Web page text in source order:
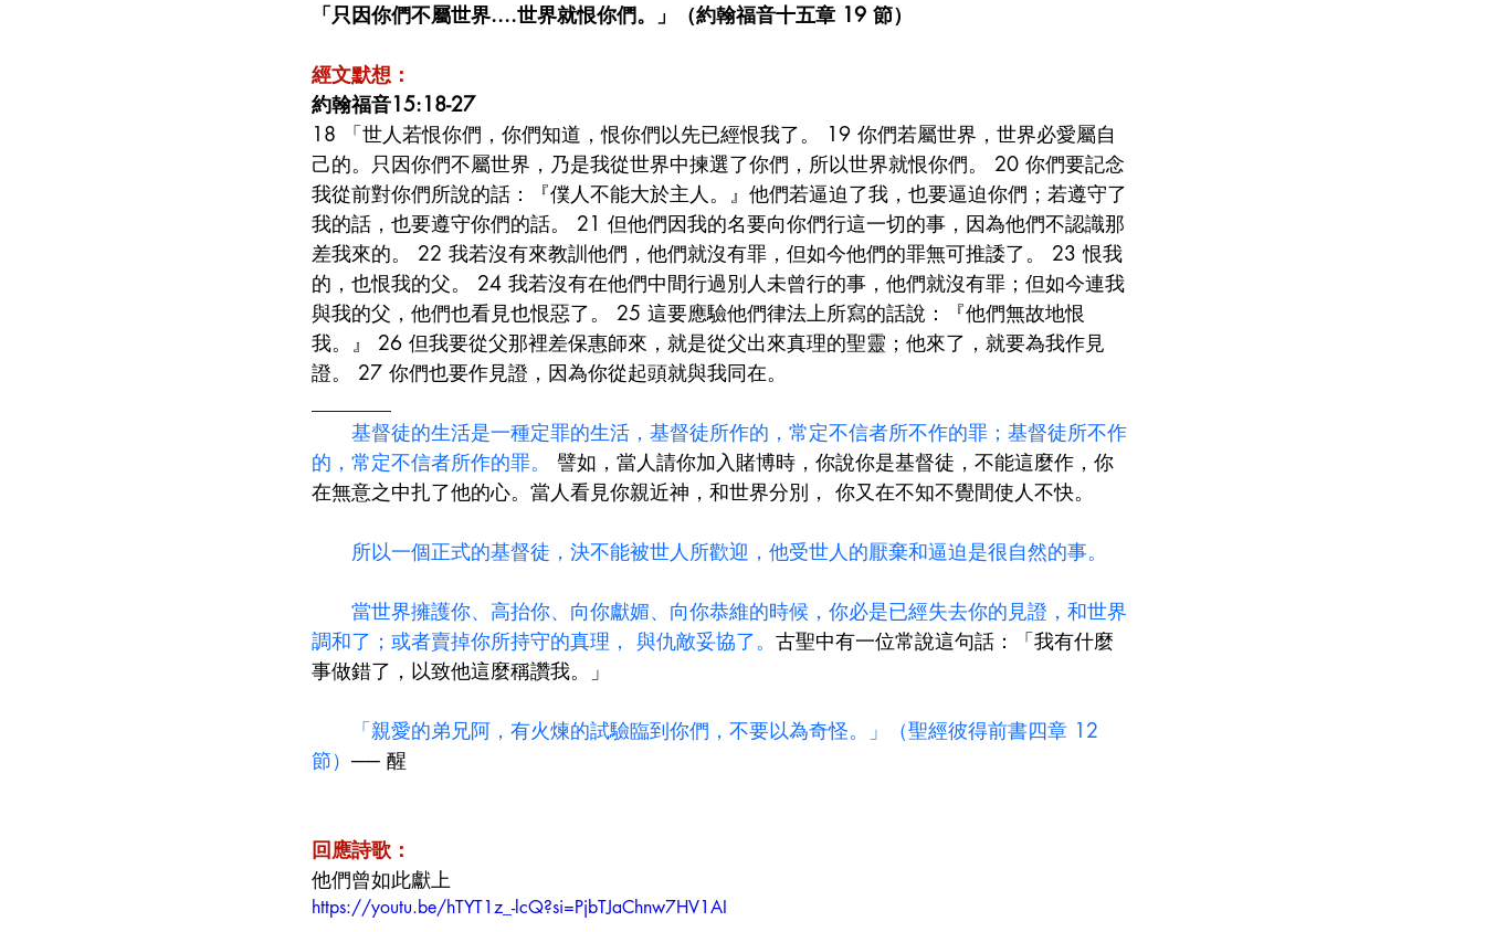
「只因你們不屬世界....世界就恨你們。」（約翰福音十五章 19 節）
經文默想：
約翰福音15:18-27
18 「世人若恨你們，你們知道，恨你們以先已經恨我了。 19 你們若屬世界，世界必愛屬自
己的。只因你們不屬世界，乃是我從世界中揀選了你們，所以世界就恨你們。 20 你們要記念
我從前對你們所說的話：『僕人不能大於主人。』他們若逼迫了我，也要逼迫你們；若遵守了
我的話，也要遵守你們的話。 21 但他們因我的名要向你們行這一切的事，因為他們不認識那
差我來的。 22 我若沒有來教訓他們，他們就沒有罪，但如今他們的罪無可推諉了。 23 恨我
的，也恨我的父。 24 我若沒有在他們中間行過別人未曾行的事，他們就沒有罪；但如今連我
與我的父，他們也看見也恨惡了。 25 這要應驗他們律法上所寫的話說：『他們無故地恨
我。』 26 但我要從父那裡差保惠師來，就是從父出來真理的聖靈；他來了，就要為我作見
證。 27 你們也要作見證，因為你從起頭就與我同在。
基督徒的生活是一種定罪的生活，基督徒所作的，常定不信者所不作的罪；基督徒所不作
的，常定不信者所作的罪。
譬如，當人請你加入賭博時，你說你是基督徒，不能這麼作，你
在無意之中扎了他的心。當人看見你親近神，和世界分別， 你又在不知不覺間使人不快。
所以一個正式的基督徒，決不能被世人所歡迎，他受世人的厭棄和逼迫是很自然的事。
當世界擁護你、高抬你、向你獻媚、向你恭維的時候，你必是已經失去你的見證，和世界
調和了；或者賣掉你所持守的真理， 與仇敵妥協了。 古聖中有一位常說這句話：「我有什麼
事做錯了，以致他這麼稱讚我。」
「親愛的弟兄阿，有火煉的試驗臨到你們，不要以為奇怪。」（聖經彼得前書四章 12
節）── 醒
回應詩歌：
他們曾如此獻上
https://youtu.be/hTYT1z_-lcQ?si=PjbTJaChnw7HV1AI